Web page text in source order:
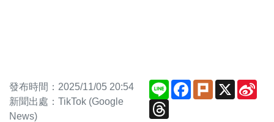
發布時間：2025/11/05 20:54
新聞出處：TikTok (Google
News)
Line Facebook
PlurkX
Threads